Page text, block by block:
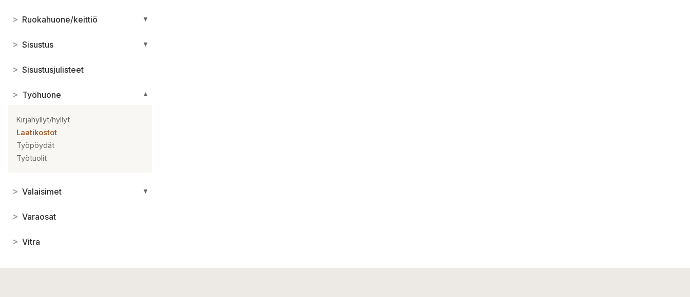
> Ruokahuone/keittiö ▼
> Sisustus ▼
> Sisustusjulisteet
> Työhuone ▼
Kirjahyllyt/hyllyt
Laatikostot
Työpöydät
Työtuolit
> Valaisimet ▼
> Varaosat
> Vitra